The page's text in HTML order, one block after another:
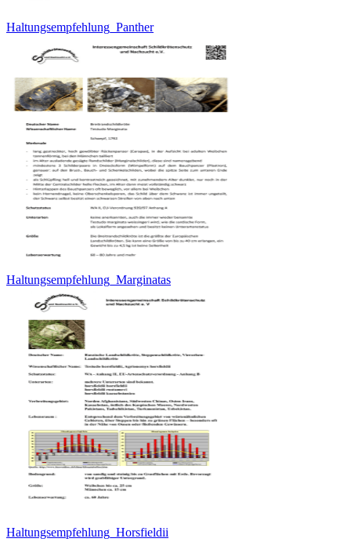
Haltungsempfehlung_Panther
Haltungsempfehlung_Marginatas
Haltungsempfehlung_Horsfieldii